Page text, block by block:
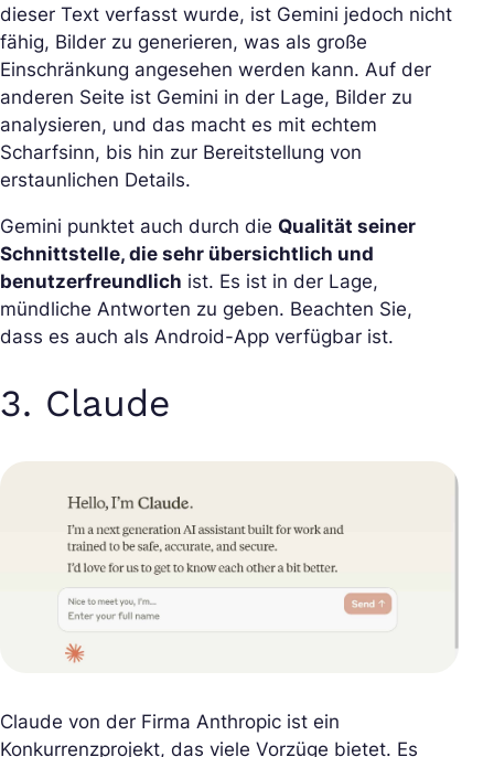
dieser Text verfasst wurde, ist Gemini jedoch nicht
fähig, Bilder zu generieren, was als große
Einschränkung angesehen werden kann. Auf der
anderen Seite ist Gemini in der Lage, Bilder zu
analysieren, und das macht es mit echtem
Scharfsinn, bis hin zur Bereitstellung von
erstaunlichen Details.
Gemini punktet auch durch die Qualität seiner
Schnittstelle, die sehr übersichtlich und
benutzerfreundlich ist. Es ist in der Lage,
mündliche Antworten zu geben. Beachten Sie,
dass es auch als Android-App verfügbar ist.
3. Claude
Claude von der Firma Anthropic ist ein
Konkurrenzprojekt, das viele Vorzüge bietet. Es